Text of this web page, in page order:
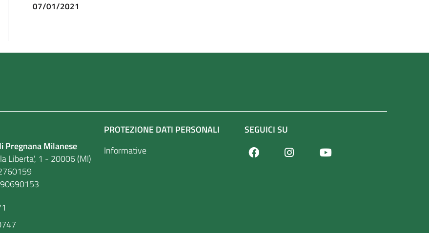
07/01/2021
Pregnana Milanese
Liberta', 1 - 20006 (MI)
PROTEZIONE DATI PERSONALI
Informative
SEGUICI SU
FacebookInstagram